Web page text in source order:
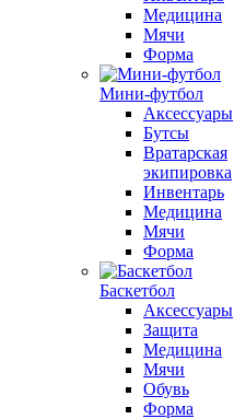
Медицина
Мячи
Форма
Мини-футбол
Аксессуары
Бутсы
Вратарская
экипировка
Инвентарь
Медицина
Мячи
Форма
Баскетбол
Аксессуары
Защита
Медицина
Мячи
Обувь
Форма